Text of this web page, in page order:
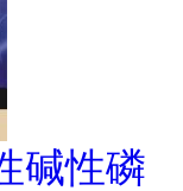
碱性磷